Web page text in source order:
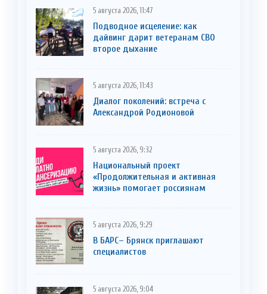
5 августа 2026, 11:47
Подводное исцеление: как
дайвинг дарит ветеранам СВО
второе дыхание
5 августа 2026, 11:43
Диалог поколений: встреча с
Александрой Родионовой
5 августа 2026, 9:32
Национальный проект
«Продолжительная и активная
жизнь» помогает россиянам
5 августа 2026, 9:29
В БАРС– Брянcк приглaшают
cпециaлистoв
5 августа 2026, 9:04